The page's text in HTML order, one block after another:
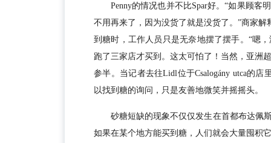
Penny的情况也并不比Spar好。“如果顾
不用再来了，因为没货了就是没货了。”商家解
到糖时，工作人员只是无奈地摆了摆手。“嗯
跑了三家店才买到。这太可怕了！当然，亚洲
参半。当记者去往Lidl位于Csalogány utca的
以找到糖的询问，只是友善地微笑并摇摇头。
砂糖短缺的现象不仅仅发生在首都布达佩
如果在某个地方能买到糖，人们就会大量囤积